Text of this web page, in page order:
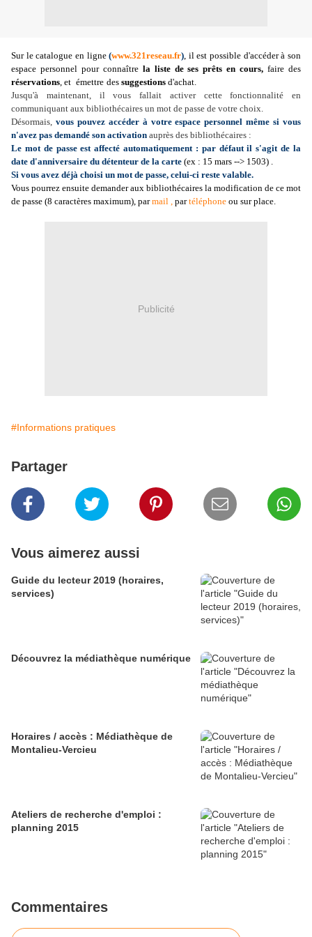
Sur le catalogue en ligne(www.321reseau.fr), il est possible d'accéder à son
espace personnel pour connaître la liste de ses prêts en cours, faire des
réservations, et émettre des suggestions d'achat.
Jusqu'à maintenant, il vous fallait activer cette fonctionnalité en
communiquant aux bibliothécaires un mot de passe de votre choix.
Désormais, vous pouvez accéder à votre espace personnel même si vous
n'avez pas demandé son activation auprès des bibliothécaires :
Le mot de passe est affecté automatiquement : par défaut il s'agit de la
date d'anniversaire du détenteur de la carte (ex : 15 mars --> 1503) .
Si vous avez déjà choisi un mot de passe, celui-ci reste valable.
Vous pourrez ensuite demander aux bibliothécaires la modification de ce mot
de passe (8 caractères maximum), parmail , partéléphone ou sur place.
Publicité
#Informations pratiques
Partager
Vous aimerez aussi
Guide du lecteur 2019 (horaires,
services)
Découvrez la médiathèque numérique
Horaires / accès : Médiathèque de
Montalieu-Vercieu
Ateliers de recherche d'emploi :
planning 2015
Commentaires